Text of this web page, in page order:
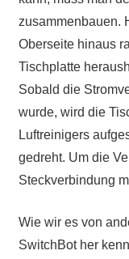
zusammenbauen.
Oberseite hinaus
Tischplatte
Sobald die
wurde, wird die
Luftreinigers
gedreht. Um die
Steckverbindung
Wie wir es von
SwitchBot her